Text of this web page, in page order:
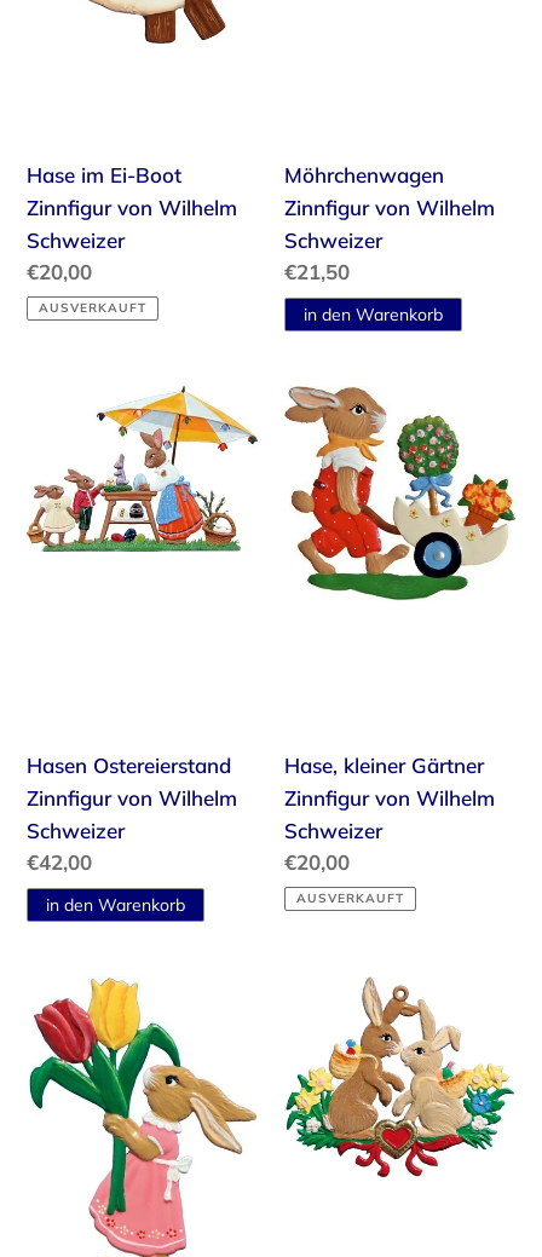
Wilhelm
Hase im Ei-Boot
Zinnfigur von Wilhelm
Schweizer
Normaler
Preis
€20,00
AUSVERKAUFT
Möhrchenwagen
Zinnfigur von Wilhelm
Schweizer
Normaler
Preis
€21,50
Ostereierstand
Zinnfigur
von
Wilhelm
Hasen Ostereierstand
Zinnfigur von Wilhelm
Schweizer
Normaler
Preis
€42,00
Hase,
kleiner
Gärtner
Zinnfigur
von
Wilhelm
Schweizer
Hase, kleiner Gärtner
Zinnfigur von Wilhelm
Schweizer
Normaler
Preis
€20,00
AUSVERKAUFT
Hasenmädchen+zwei
Tulpen
Zinnfigur
von
Wilhelm
Schweizer
Hasenpärchen
Zinnfigur
Wilhelm
Schweizer